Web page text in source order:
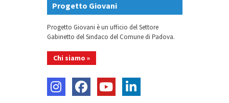
Progetto Giovani
Progetto Giovani è un ufficio del Settore
Gabinetto del Sindaco del Comune di Padova.
Chi siamo »